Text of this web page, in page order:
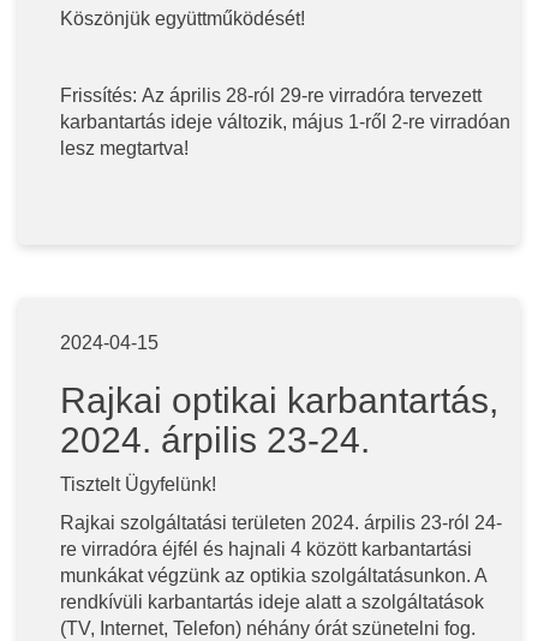
Köszönjük együttműködését!
Frissítés: Az április 28-ról 29-re virradóra tervezett
karbantartás ideje változik, május 1-ről 2-re virradóan
lesz megtartva!
2024-04-15
Rajkai optikai karbantartás,
2024. árpilis 23-24.
Tisztelt Ügyfelünk!
Rajkai szolgáltatási területen 2024. árpilis 23-ról 24-
re virradóra éjfél és hajnali 4 között karbantartási
munkákat végzünk az optikia szolgáltatásunkon. A
rendkívüli karbantartás ideje alatt a szolgáltatások
(TV, Internet, Telefon) néhány órát szünetelni fog.